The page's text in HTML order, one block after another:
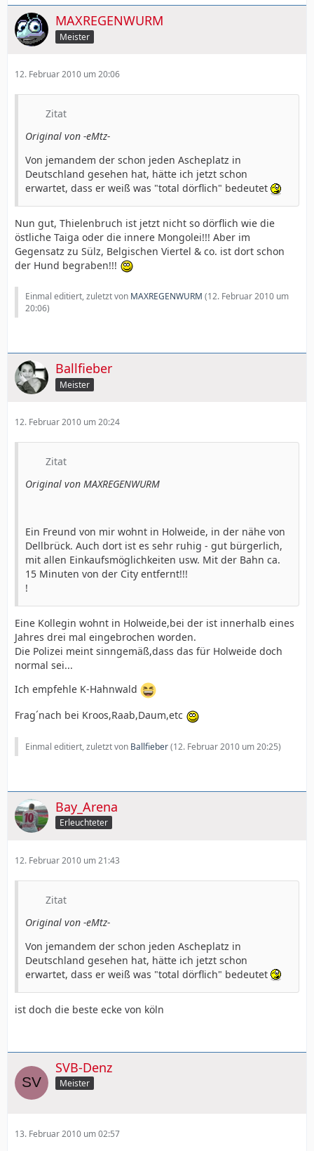
MAXREGENWURM
Meister
12. Februar 2010 um 20:06
Zitat
Original von -eMtz-
Von jemandem der schon jeden Ascheplatz in
Deutschland gesehen hat, hätte ich jetzt schon
erwartet, dass er weiß was "total dörflich" bedeutet
Nun gut, Thielenbruch ist jetzt nicht so dörflich wie die
östliche Taiga oder die innere Mongolei!!! Aber im
Gegensatz zu Sülz, Belgischen Viertel & co. ist dort schon
der Hund begraben!!!
Einmal editiert, zuletzt von MAXREGENWURM (12. Februar 2010 um
20:06)
Ballfieber
Meister
12. Februar 2010 um 20:24
Zitat
Original von MAXREGENWURM
Ein Freund von mir wohnt in Holweide, in der nähe von
Dellbrück. Auch dort ist es sehr ruhig - gut bürgerlich,
mit allen Einkaufsmöglichkeiten usw. Mit der Bahn ca.
15 Minuten von der City entfernt!!!
!
Eine Kollegin wohnt in Holweide,bei der ist innerhalb eines
Jahres drei mal eingebrochen worden.
Die Polizei meint sinngemäß,dass das für Holweide doch
normal sei...
Ich empfehle K-Hahnwald
Frag´nach bei Kroos,Raab,Daum,etc
Einmal editiert, zuletzt von Ballfieber(12. Februar 2010 um 20:25)
Bay_Arena
Erleuchteter
12. Februar 2010 um 21:43
Zitat
Original von -eMtz-
Von jemandem der schon jeden Ascheplatz in
Deutschland gesehen hat, hätte ich jetzt schon
erwartet, dass er weiß was "total dörflich" bedeutet
ist doch die beste ecke von köln
SVB-Denz
Meister
13. Februar 2010 um 02:57